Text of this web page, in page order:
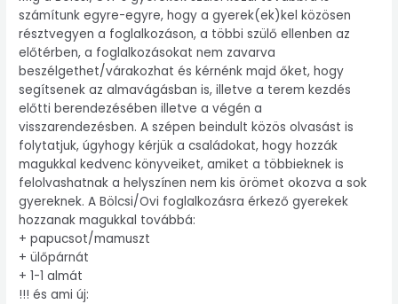
számítunk egyre-egyre, hogy a gyerek(ek)kel közösen
résztvegyen a foglalkozáson, a többi szülő ellenben az
előtérben, a foglalkozásokat nem zavarva
beszélgethet/várakozhat és kérnénk majd őket, hogy
segítsenek az almavágásban is, illetve a terem kezdés
előtti berendezésében illetve a végén a
visszarendezésben. A szépen beindult közös olvasást is
folytatjuk, úgyhogy kérjük a családokat, hogy hozzák
magukkal kedvenc könyveiket, amiket a többieknek is
felolvashatnak a helyszínen nem kis örömet okozva a sok
gyereknek. A Bölcsi/Ovi foglalkozásra érkező gyerekek
hozzanak magukkal továbbá:
+ papucsot/mamuszt
+ ülőpárnát
+ 1-1 almát
!!! és ami új: